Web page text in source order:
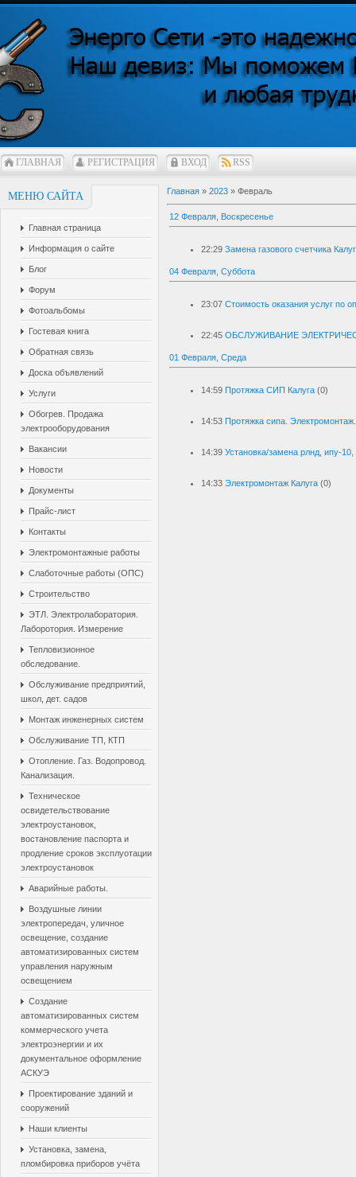
ГЛАВНАЯ РЕГИСТРАЦИЯ ВХОД RSS
МЕНЮ САЙТА
Главная страница
Информация о сайте
Блог
Форум
Фотоальбомы
Гостевая книга
Обратная связь
Доска объявлений
Услуги
Обогрев. Продажа
электрооборудования
Вакансии
Новости
Документы
Прайс-лист
Контакты
Электромонтажные работы
Слаботочные работы (ОПС)
Строительство
ЭТЛ. Электролаборатория.
Лаборотория. Измерение
Тепловизионное
обследование.
Обслуживание предприятий,
школ, дет. садов
Монтаж инженерных систем
Обслуживание ТП, КТП
Отопление. Газ. Водопровод.
Канализация.
Техническое
освидетельствование
электроустановок,
востановление паспорта и
продление сроков эксплуотации
электроустановок
Аварийные работы.
Воздушные линии
электропередач, уличное
освещение, создание
автоматизированных систем
управления наружным
освещением
Создание
автоматизированных систем
коммерческого учета
электроэнергии и их
документальное оформление
АСКУЭ
Проектирование зданий и
сооружений
Наши клиенты
Установка, замена,
пломбировка приборов учёта
Главная » 2023 » Февраль
12 Февраля, Воскресенье
22:29 Замена газового счетчика
04 Февраля, Суббота
23:07 Стоимость оказания услуг по
22:45 ОБСЛУЖИВАНИЕ
01 Февраля, Среда
14:59 Протяжка СИП Калуга (0)
14:53 Протяжка сипа.
14:39 Установка/замена рлнд, ипу-10,
14:33 Электромонтаж Калуга (0)